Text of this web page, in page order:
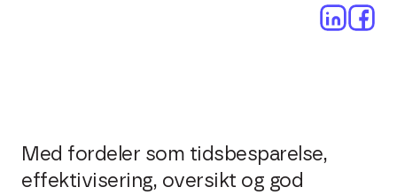
Med fordeler som tidsbesparelse,
effektivisering, oversikt og god